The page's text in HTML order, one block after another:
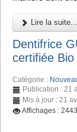
Lire la suite...
Dentifrice
certifiée Bio
Catégorie :
Publication : 21
Mis à jour : 21
Affichages : 2443